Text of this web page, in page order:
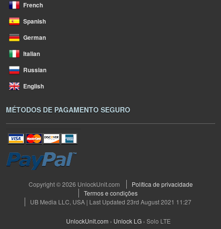
French
Spanish
German
Italian
Russian
English
MÉTODOS DE PAGAMENTO SEGURO
Copyright © 2026 UnlockUnit.com
Política de privacidade
Termos e condições
UB Media LLC, USA | Last Updated 23rd August 2021 11:27
UnlockUnit.com › Unlock LG › Solo LTE